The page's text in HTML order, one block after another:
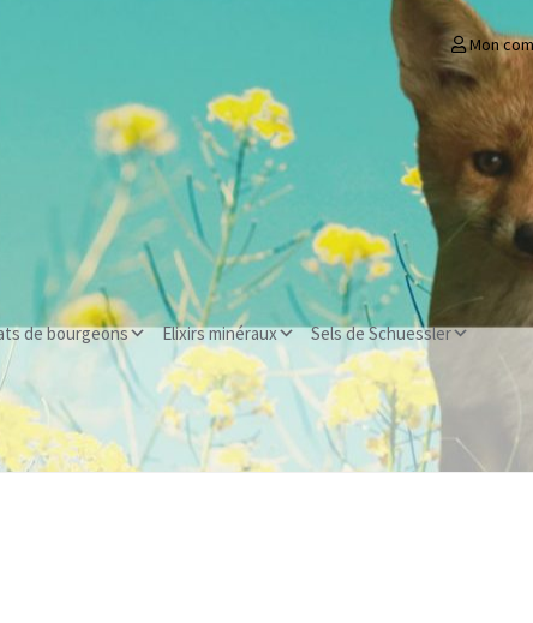
Mon
de bourgeons Elixirs minéraux Sels de Schuessler